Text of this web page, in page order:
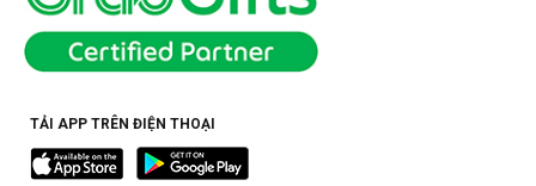
TẢI APP TRÊN ĐIỆN THOẠI